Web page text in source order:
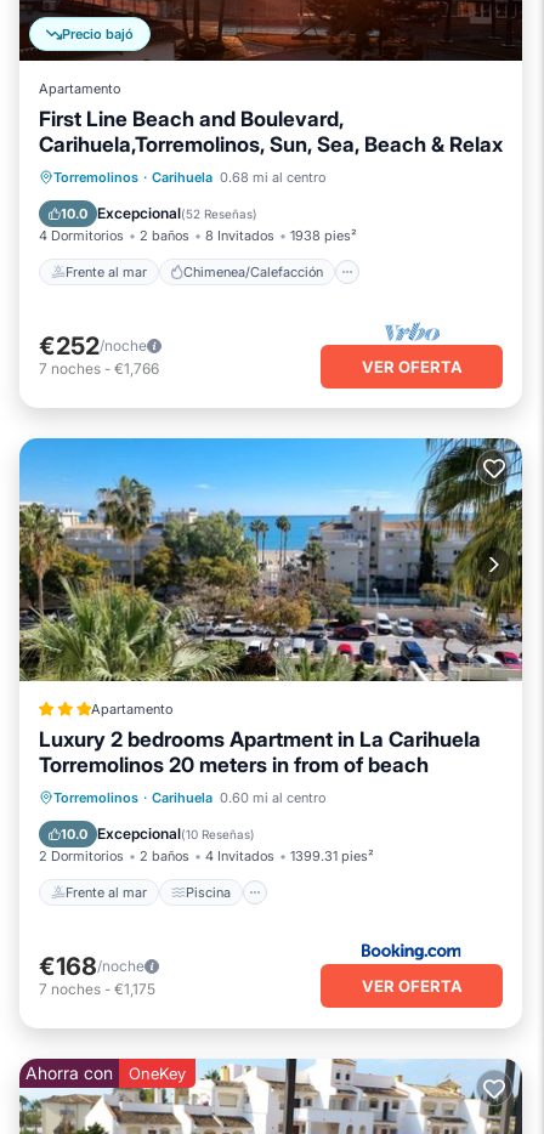
Precio bajó
Apartamento
First Line Beach and Boulevard,
Carihuela,Torremolinos, Sun, Sea, Beach & Relax
Torremolinos · Carihuela 0.68 mi al centro
10.0 Excepcional(52 Reseñas)
4 Dormitorios 2 baños 8 Invitados 1938 pies²
Frente al mar Chimenea/Calefacción
Frente al mar
Chimenea/Calefacción
Piscina
Vista al mar
€252/noche
7 noches - €1,766 VER OFERTA
Apartamento
Luxury 2 bedrooms Apartment in La Carihuela
Torremolinos 20 meters in from of beach
Torremolinos · Carihuela 0.60 mi al centro
10.0 Excepcional(10 Reseñas)
2 Dormitorios 2 baños 4 Invitados 1399.31 pies²
Frente al mar Piscina
Frente al mar Piscina
Balcón/Terraza
€168/noche
7 noches - €1,175 VER OFERTA
Ahorra con OneKey